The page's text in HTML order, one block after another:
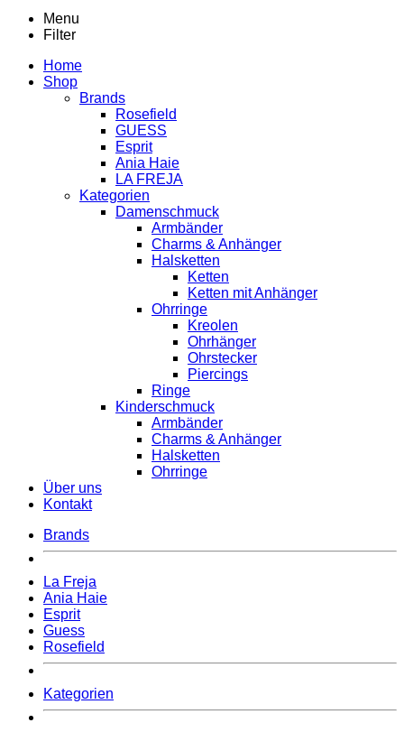
Menu
Filter
Home
Shop
Brands
Rosefield
GUESS
Esprit
Ania Haie
LA FREJA
Kategorien
Damenschmuck
Armbänder
Charms & Anhänger
Halsketten
Ketten
Ketten mit Anhänger
Ohrringe
Kreolen
Ohrhänger
Ohrstecker
Piercings
Ringe
Kinderschmuck
Armbänder
Charms & Anhänger
Halsketten
Ohrringe
Über uns
Kontakt
Brands
La Freja
Ania Haie
Esprit
Guess
Rosefield
Kategorien